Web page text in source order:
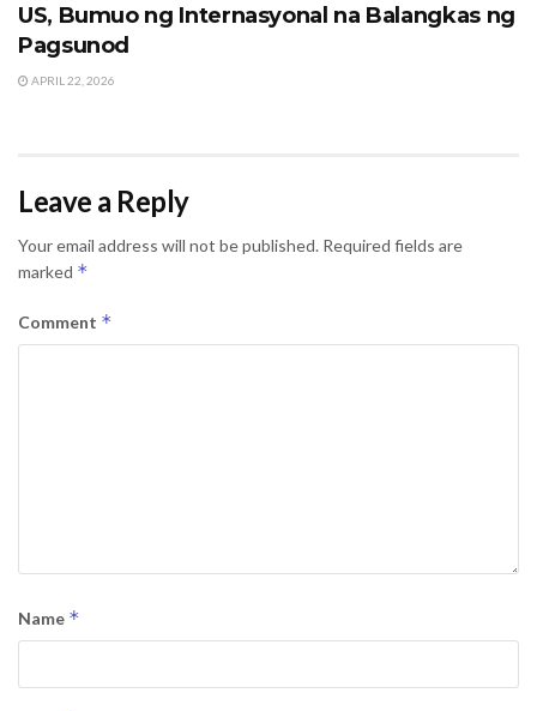
US, Bumuo ng Internasyonal na Balangkas ng
Pagsunod
APRIL 22, 2026
Leave a Reply
Your email address will not be published. Required fields are
marked *
Comment *
Name *